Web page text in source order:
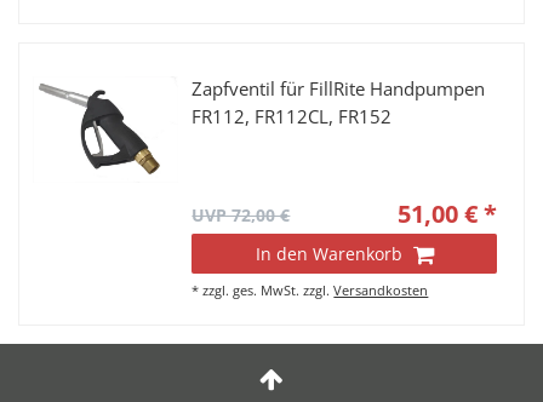
Zapfventil für FillRite Handpumpen
FR112, FR112CL, FR152
UVP 72,00 € 51,00 € *
In den Warenkorb
*zzgl. ges. MwSt. zzgl.Versandkosten